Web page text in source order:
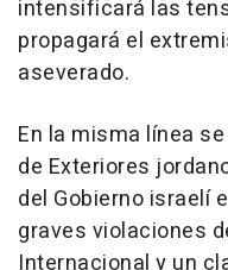
intensificará las
propagará el
aseverado.
En la misma línea
de Exteriores
del Gobierno israelí
graves violaciones